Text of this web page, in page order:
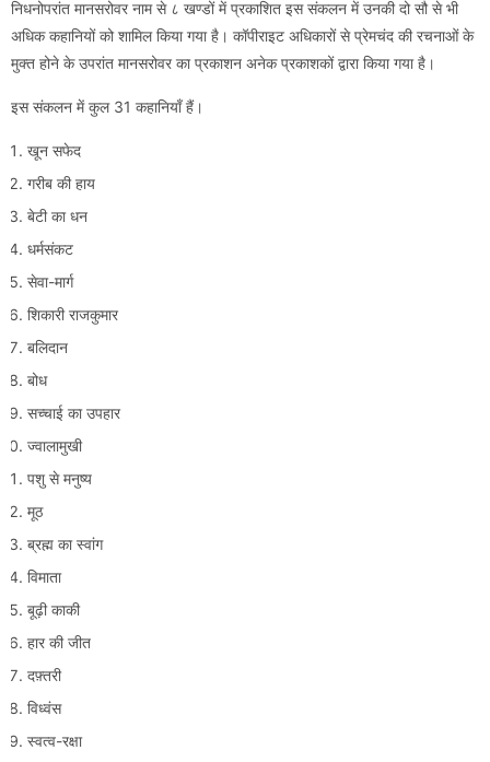
निधनोपरांत मानसरोवर नाम से ८ खण्डों में प्रकाशित इस संकलन में उनकी दो सौ से भी
अधिक कहानियों को शामिल किया गया है। कॉपीराइट अधिकारों से प्रेमचंद की रचनाओं के
मुक्त होने के उपरांत मानसरोवर का प्रकाशन अनेक प्रकाशकों द्वारा किया गया है।
इस संकलन में कुल 31 कहानियाँ हैं।
खून सफेद
गरीब की हाय
बेटी का धन
धर्मसंकट
सेवा-मार्ग
शिकारी राजकुमार
बलिदान
बोध
सच्चाई का उपहार
ज्वालामुखी
पशु से मनुष्य
मूठ
ब्रह्म का स्वांग
विमाता
बूढ़ी काकी
हार की जीत
दफ़्तरी
विध्वंस
स्वत्व-रक्षा